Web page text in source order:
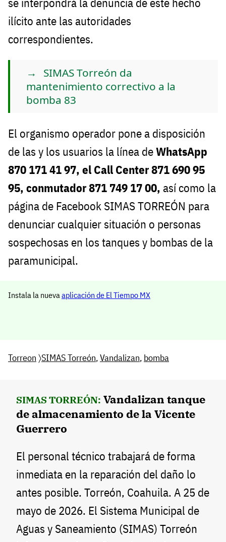
ilícito ante las autoridades
correspondientes.
SIMAS Torreón da
mantenimiento correctivo a la
bomba 83
El organismo operador pone a disposición
de las y los usuarios la línea deWhatsApp
870 171 41 97, el Call Center 871 690 95
95, conmutador 871 749 17 00, así como la
página de Facebook SIMAS TORREÓN para
denunciar cualquier situación o personas
sospechosas en los tanques y bombas de la
paramunicipal.
Instala la nuevaaplicación de El Tiempo MX
Torreon 〉SIMAS Torreón,Vandalizan, bomba
SIMAS TORREÓN: Vandalizan tanque
de almacenamiento de la Vicente
Guerrero
El personal técnico trabajará de forma
inmediata en la reparación del daño lo
antes posible. Torreón, Coahuila. A 25 de
mayo de 2026. El Sistema Municipal de
Aguas y Saneamiento (SIMAS) Torreón